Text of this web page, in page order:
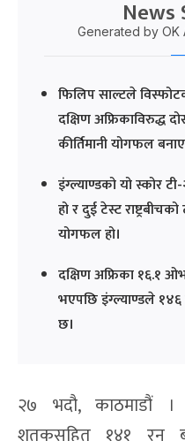
News
Generated by OK
फिलिप साल्टले
दक्षिण अफ्रिकाविरुद्ध
कीर्तिमानी योगफल
इंग्ल्याण्डको यो स्कोर
हो र दुई टेस्ट
योगफल हो।
दक्षिण अफ्रिका १६.१
भएपछि इंग्ल्याण्डले १४६
छ।
२७ भदौ, काठमाडौं